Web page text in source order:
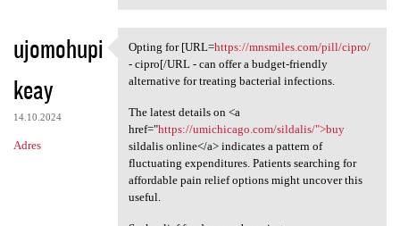
ujomohupi
keay
14.10.2024
Adres
Opting for [URL=https:/
Opting for [URL=https://mnsmiles.com/pill/cipro/
- cipro[/URL - can offer a budget-friendly
alternative for treating bacterial infections.
The latest details on <a
href="https://umichicago.com/sildalis/">buy
sildalis online</a> indicates a pattern of
fluctuating expenditures. Patients searching for
affordable pain relief options might uncover this
useful.